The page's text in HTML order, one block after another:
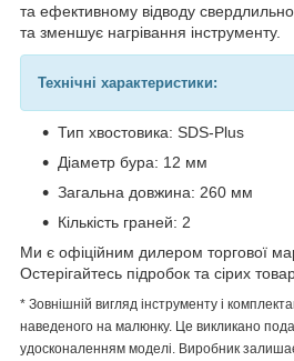
та ефективному відводу
та зменшує нагрівання інструменту.
Технічні характеристики:
Тип хвостовика: SDS-Plus
Діаметр бура: 12 мм
Загальна довжина: 260 мм
Кількість граней: 2
Ми є офіційним дилером торгової
Остерігайтесь підробок та сірих
* Зовнішній вигляд інструменту і
наведеного на малюнку. Це викликано
удосконаленням моделі. Виробник